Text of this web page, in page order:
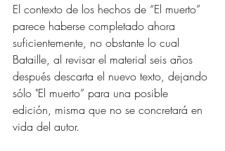
El contexto de los hechos de “El muerto”
parece haberse completado ahora
suficientemente, no obstante lo cual
Bataille, al revisar el material seis años
después descarta el nuevo texto, dejando
sólo "El muerto” para una posible
edición, misma que no se concretará en
vida del autor.